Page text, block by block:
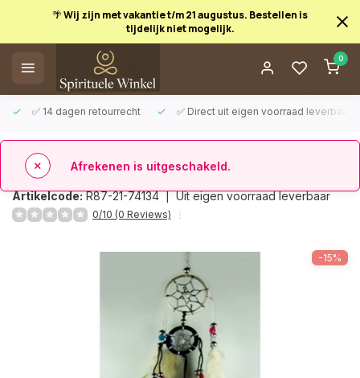
🌴 Wij zijn met vakantie t/m 21 augustus. Bestellen is
tijdelijk niet mogelijk.
0
✅ 14 dagen retourrecht ✅ Direct uit eigen voorraad leverbaar
Afrekenen is uitgeschakeld.
Dromenvanger zwart wit
Artikelcode:R87-21-74134 |Uit eigen voorraad leverbaar
0/10 (0 Reviews)
-15%